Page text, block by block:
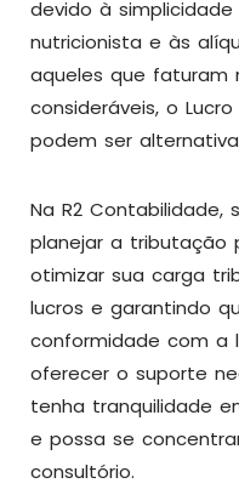
devido à
nutricionista e às
aqueles que faturam
consideráveis, o
podem ser
Na R2 Contabilidade,
planejar a tributação
otimizar sua carga
lucros e garantindo
conformidade com a
oferecer o suporte
tenha tranquilidade
e possa se
consultório.